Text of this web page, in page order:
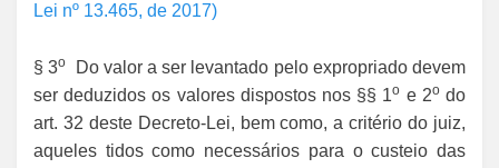
Lei nº 13.465, de 2017)
§ 3o
Do valor a ser levantado pelo expropriado devem
ser deduzidos os valores dispostos nos §§ 1o e 2odo
art. 32 deste Decreto-Lei, bem como, a critério do juiz,
aqueles tidos como necessários para o custeio das